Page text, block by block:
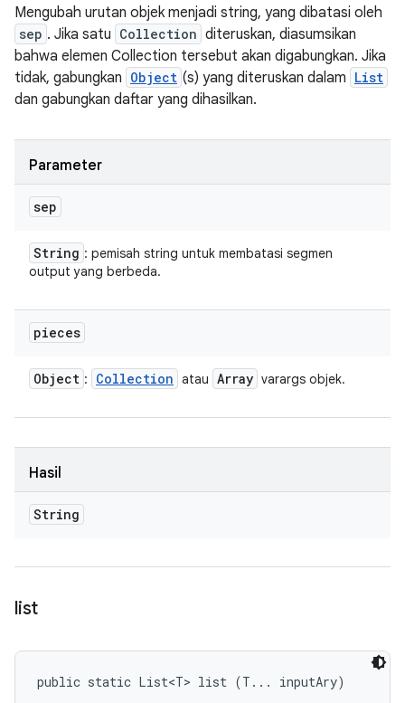
Mengubah urutan objek menjadi string, yang dibatasi oleh
sep . Jika satu Collection diteruskan, diasumsikan
bahwa elemen Collection tersebut akan digabungkan. Jika
tidak, gabungkan Object (s) yang diteruskan dalam List
dan gabungkan daftar yang dihasilkan.
Parameter
sep
String : pemisah string untuk membatasi segmen
output yang berbeda.
pieces
Object : Collection atau Array varargs objek.
Hasil
String
list
public static List<T> list (T... inputAry)